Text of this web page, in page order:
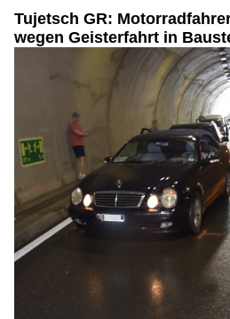
Tujetsch GR:
wegen Geisterfahrt in